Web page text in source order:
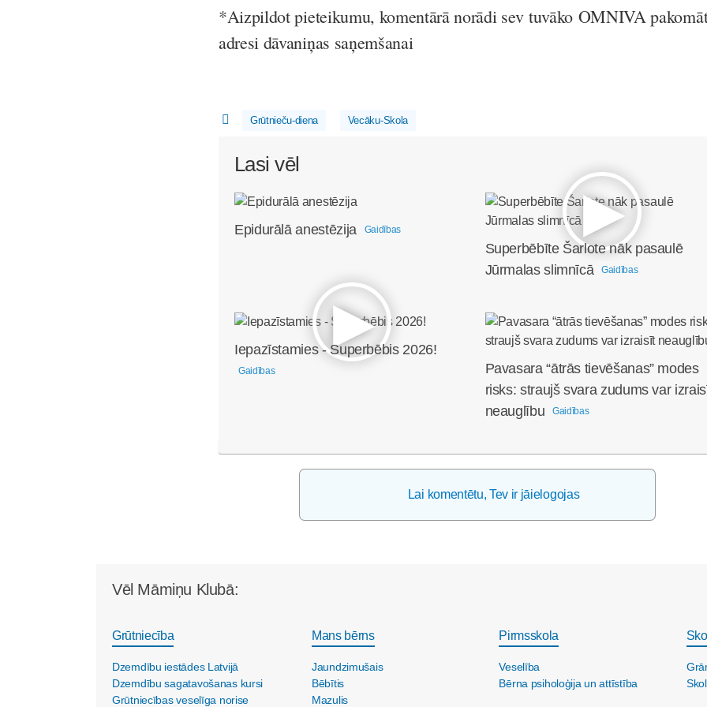
*Aizpildot pieteikumu, komentārā norādi sev tuvāko OMNIVA
adresi dāvaniņas saņemšanai
Grūtnieču-diena Vecāku-Skola
Lasi vēl
Epidurālā anestēzija Gaidības
Superbēbīte Šarlote nāk pasaulē
Jūrmalas slimnīcā
Gaidības
Iepazīstamies - Superbēbis 2026!
Gaidības
Pavasara “ātrās tievēšanas” modes
risks: straujš svara zudums var
neauglību
Gaidības
Lai komentētu, Tev ir jāielogojas
Vēl Māmiņu Klubā:
Grūtniecība
Dzemdību iestādes Latvijā
Dzemdību sagatavošanas kursi
Grūtniecības veselīga norise
Mans bērns
Jaundzimušais
Bēbītis
Mazulis
Pirmsskola
Veselība
Bērna psiholoģija un attīstība